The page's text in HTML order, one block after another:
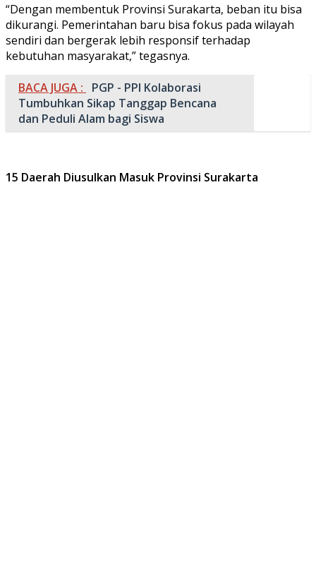
“Dengan membentuk Provinsi Surakarta, beban itu bisa
dikurangi. Pemerintahan baru bisa fokus pada wilayah
sendiri dan bergerak lebih responsif terhadap
kebutuhan masyarakat,” tegasnya.
BACA JUGA :
PGP - PPI Kolaborasi
Tumbuhkan Sikap Tanggap Bencana
dan Peduli Alam bagi Siswa
15 Daerah Diusulkan Masuk Provinsi Surakarta